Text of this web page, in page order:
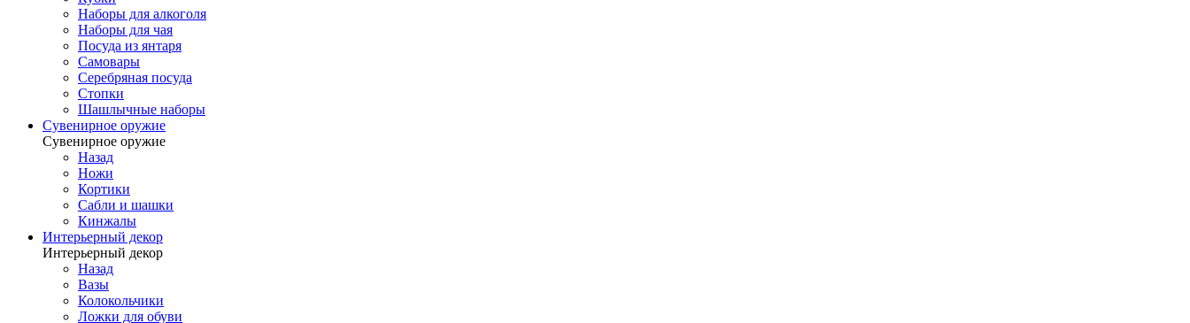
Наборы для алкоголя
Наборы для чая
Посуда из янтаря
Самовары
Серебряная посуда
Стопки
Шашлычные наборы
Сувенирное оружие
Сувенирное оружие
Назад
Ножи
Кортики
Сабли и шашки
Кинжалы
Интерьерный декор
Интерьерный декор
Назад
Вазы
Колокольчики
Ложки для обуви